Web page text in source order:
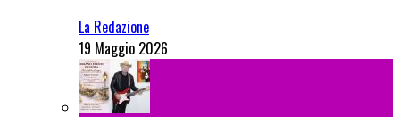
La Redazione
19 Maggio 2026